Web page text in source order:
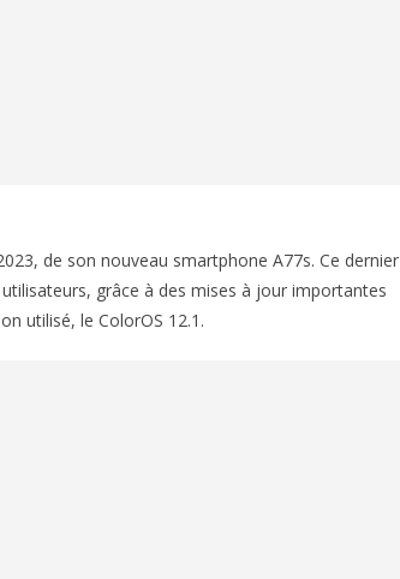
de son nouveau smartphone A77s. Ce dernier
grâce à des mises à jour importantes
utilisé, le ColorOS 12.1.